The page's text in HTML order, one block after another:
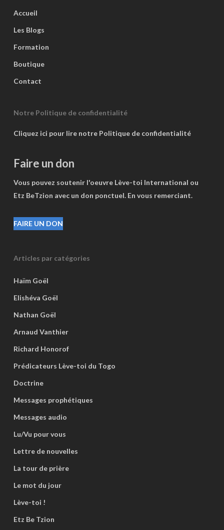
Accueil
Les Blogs
Formation
Boutique
Contact
Notre Politique de confidentialité
Cliquez ici pour lire notre Politique de confidentialité
Faire un don
Vous pouvez soutenir l'oeuvre Lève-toi International ou
Etz BeTzion avec un don ponctuel. En vous remerciant.
FAIRE UN DON
Articles par catégories
Haïm Goël
Elishéva Goël
Nathan Goël
Arnaud Vanthier
Richard Honorof
Prédicateurs Lève-toi du Togo
Doctrine
Messages prophétiques
Messages audio
Lu/Vu pour vous
Lettre de nouvelles
La tour de prière
Le mot du jour
Lève-toi !
Etz Be Tzion